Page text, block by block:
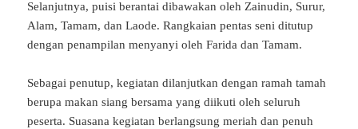
Selanjutnya, puisi berantai dibawakan oleh Zainudin, Surur,
Alam, Tamam, dan Laode. Rangkaian pentas seni ditutup
dengan penampilan menyanyi oleh Farida dan Tamam.
Sebagai penutup, kegiatan dilanjutkan dengan ramah tamah
berupa makan siang bersama yang diikuti oleh seluruh
peserta. Suasana kegiatan berlangsung meriah dan penuh